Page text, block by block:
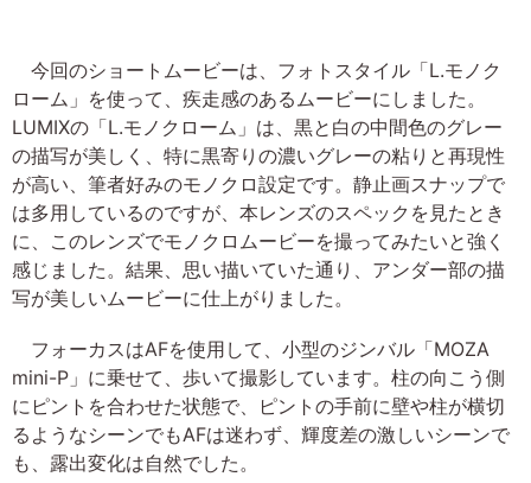
今回のショートムービーは、フォトスタイル「L.モノク
ローム」を使って、疾走感のあるムービーにしました。
LUMIXの「L.モノクローム」は、黒と白の中間色のグレー
の描写が美しく、特に黒寄りの濃いグレーの粘りと再現性
が高い、筆者好みのモノクロ設定です。静止画スナップで
は多用しているのですが、本レンズのスペックを見たとき
に、このレンズでモノクロムービーを撮ってみたいと強く
感じました。結果、思い描いていた通り、アンダー部の描
写が美しいムービーに仕上がりました。
フォーカスはAFを使用して、小型のジンバル「MOZA
mini-P」に乗せて、歩いて撮影しています。柱の向こう側
にピントを合わせた状態で、ピントの手前に壁や柱が横切
るようなシーンでもAFは迷わず、輝度差の激しいシーンで
も、露出変化は自然でした。